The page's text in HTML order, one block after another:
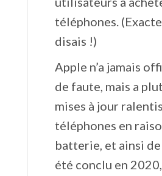
téléphones.
disais !)
Apple n’a jamais
de faute, mais a
mises à jour
téléphones en
batterie, et ainsi de
été conclu en